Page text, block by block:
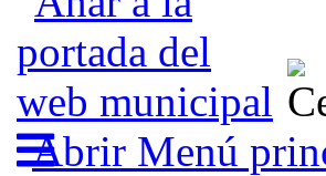
Abrir Menú